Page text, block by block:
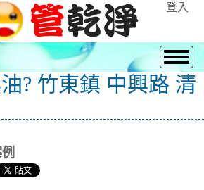
登入
? 竹東鎮 中興路 清